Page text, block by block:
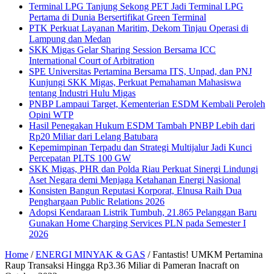
Terminal LPG Tanjung Sekong PET Jadi Terminal LPG
Pertama di Dunia Bersertifikat Green Terminal
PTK Perkuat Layanan Maritim, Dekom Tinjau Operasi di
Lampung dan Medan
SKK Migas Gelar Sharing Session Bersama ICC
International Court of Arbitration
SPE Universitas Pertamina Bersama ITS, Unpad, dan PNJ
Kunjungi SKK Migas, Perkuat Pemahaman Mahasiswa
tentang Industri Hulu Migas
PNBP Lampaui Target, Kementerian ESDM Kembali Peroleh
Opini WTP
Hasil Penegakan Hukum ESDM Tambah PNBP Lebih dari
Rp20 Miliar dari Lelang Batubara
Kepemimpinan Terpadu dan Strategi Multijalur Jadi Kunci
Percepatan PLTS 100 GW
SKK Migas, PHR dan Polda Riau Perkuat Sinergi Lindungi
Aset Negara demi Menjaga Ketahanan Energi Nasional
Konsisten Bangun Reputasi Korporat, Elnusa Raih Dua
Penghargaan Public Relations 2026
Adopsi Kendaraan Listrik Tumbuh, 21.865 Pelanggan Baru
Gunakan Home Charging Services PLN pada Semester I
2026
Home / ENERGI MINYAK & GAS / Fantastis! UMKM Pertamina
Raup Transaksi Hingga Rp3.36 Miliar di Pameran Inacraft on